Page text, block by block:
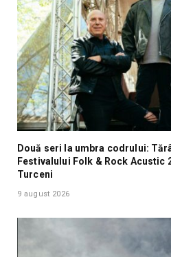
Două seri la umbra codrului:
Festivalului Folk & Rock Acustic
Turceni
9 august 2026